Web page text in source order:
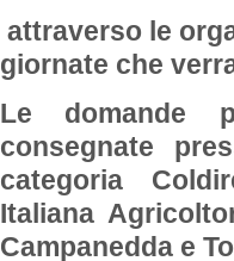
attraverso le
giornate che
Le domande
consegnate
categoria
Italiana
Campanedda e